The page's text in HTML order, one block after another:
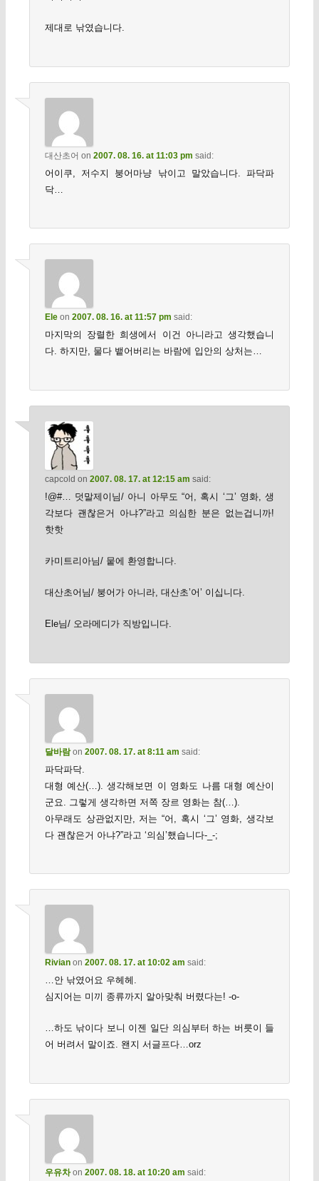
제대로 낚였습니다.
대산초어 on 2007. 08. 16. at 11:03 pm said:
어이쿠, 저수지 붕어마냥 낚이고 말았습니다. 파닥파
닥…
Eleon 2007. 08. 16. at 11:57 pm said:
마지막의 장렬한 희생에서 이건 아니라고 생각했습니
다. 하지만, 물다 뱉어버리는 바람에 입안의 상처는…
capcold on 2007. 08. 17. at 12:15 am said:
!@#… 덧말제이님/ 아니 아무도 “어, 혹시 ‘그’ 영화, 생
각보다 괜찮은거 아냐?”라고 의심한 분은 없는겁니까!
핫핫
카미트리아님/ 뭍에 환영합니다.
대산초어님/ 붕어가 아니라, 대산초’어’ 이십니다.
Ele님/ 오라메디가 직방입니다.
달바람on 2007. 08. 17. at 8:11 am said:
파닥파닥.
대형 예산(…). 생각해보면 이 영화도 나름 대형 예산이
군요. 그렇게 생각하면 저쪽 장르 영화는 참(…).
아무래도 상관없지만, 저는 “어, 혹시 ‘그’ 영화, 생각보
다 괜찮은거 아냐?”라고 ‘의심’했습니다-_-;
Rivianon 2007. 08. 17. at 10:02 am said:
…안 낚였어요 우헤헤.
심지어는 미끼 종류까지 알아맞춰 버렸다는! -o-
…하도 낚이다 보니 이젠 일단 의심부터 하는 버릇이 들
어 버려서 말이죠. 왠지 서글프다…orz
우유차on 2007. 08. 18. at 10:20 am said: